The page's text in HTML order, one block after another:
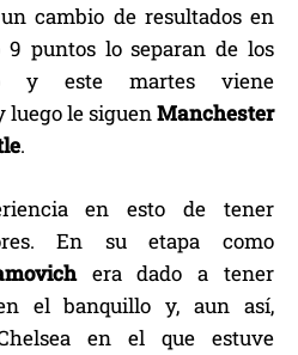
cambio de resultados en
9 puntos lo separan de los
y este martes viene
luego le siguenManchester
.
en esto de tener
En su etapa como
era dado a tener
el banquillo y, aun así,
en el que estuve